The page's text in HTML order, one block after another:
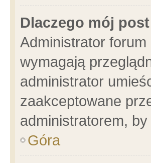
Dlaczego mój
Administrator
wymagają
administrator
zaakceptowane
administratorem,
Góra